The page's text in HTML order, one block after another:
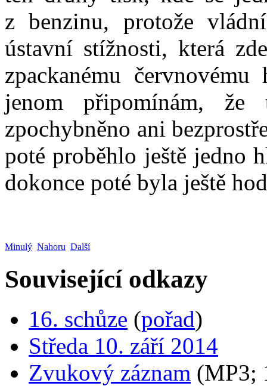
z benzinu, protože
ústavní stížnosti, která
zpackanému
jenom připomínám, že
zpochybněno ani
poté proběhlo ještě jedno
dokonce poté byla ještě
Minulý Nahoru Další
Související odkazy
16. schůze (pořad)
Středa 10. září 2014
Zvukový záznam (MP3;